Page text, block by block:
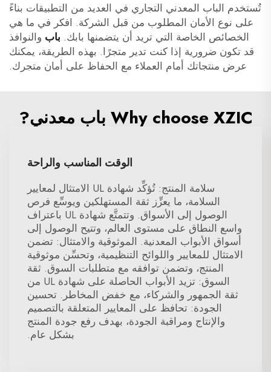
تُستخدم الباب المعدني التجاري في العديد من التطبيقات بناءً
على نوع الأمان المطلوب من قبل الشركة. افكر في ما هي
الخصائص الخاصة التي تريد أن يتضمنها بابك. باب والنوافذ
قد تكون ضرورية إذا كنت تدير متجرًا. بهذه الطريقة، يمكنك
عرض منتجاتك أمام العملاء مع الحفاظ على أمان متجرك.
Why choose XZIC باب معدني?
الوقت المناسب والراحة
سلامة المنتج: تُؤكِّد شهادة UL الامتثال لمعايير
السلامة، ما يعزِّز ثقة المستهلكين ويوسِّع فرص
الوصول إلى الأسواق. وتتمتَّع شهادة UL باعتراف
واسع النطاق على مستوى العالم، وتتيح الوصول إلى
أسواق الأبواب المعدنية. الموثوقية والامتثال: تضمن
الامتثال للمعايير واللوائح التنظيمية، وتحسِّن موثوقية
المنتج، وتضمن توافقه مع متطلبات السوق. ثقة
السوق: تزيد الأبواب الحاصلة على شهادة UL من
ثقة الجمهور والشركاء، مع خفض المخاطر. تحسين
الجودة: تحافظ على المعايير المتعلقة بالتصميم
والإنتاج ومراقبة الجودة، بهدف رفع جودة المنتج
بشكل عام.